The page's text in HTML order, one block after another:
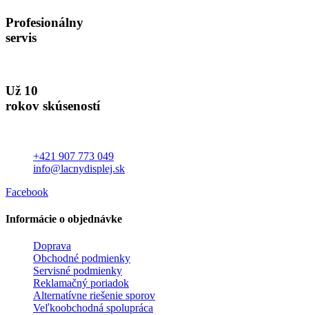
Profesionálny
servis
Už 10
rokov skúseností
+421 907 773 049
info@lacnydisplej.sk
Facebook
Informácie o objednávke
Doprava
Obchodné podmienky
Servisné podmienky
Reklamačný poriadok
Alternatívne riešenie sporov
Veľkoobchodná spolupráca